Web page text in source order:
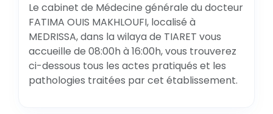
Le cabinet de Médecine générale du docteur
FATIMA OUIS MAKHLOUFI, localisé à
MEDRISSA, dans la wilaya de TIARET vous
accueille de 08:00h à 16:00h, vous trouverez
ci-dessous tous les actes pratiqués et les
pathologies traitées par cet établissement.